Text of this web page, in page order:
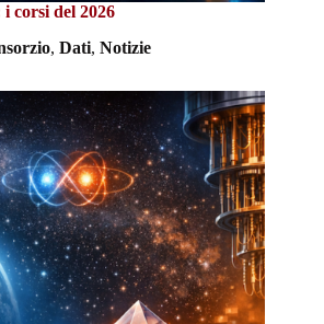
corsi del 2026
, Dati, Notizie